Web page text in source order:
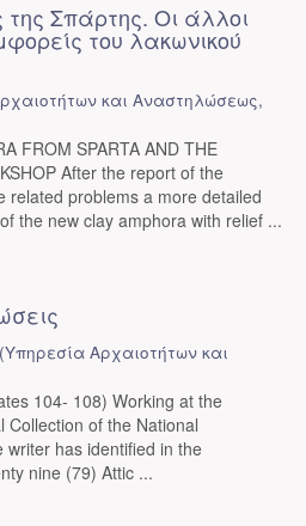
Σπάρτης. Οι άλλοι
του λακωνικού
και Αναστηλώσεως,
FROM SPARTA AND THE
After the report of the
related problems a more detailed
the new clay amphora with relief ...
(Υπηρεσία Αρχαιοτήτων και
104- 108) Working at the
Collection of the National
writer has identified in the
nine (79) Attic ...